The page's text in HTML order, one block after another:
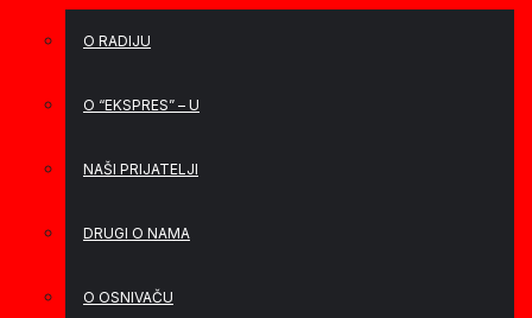
O RADIJU
O “EKSPRES” – U
NAŠI PRIJATELJI
DRUGI O NAMA
O OSNIVAČU